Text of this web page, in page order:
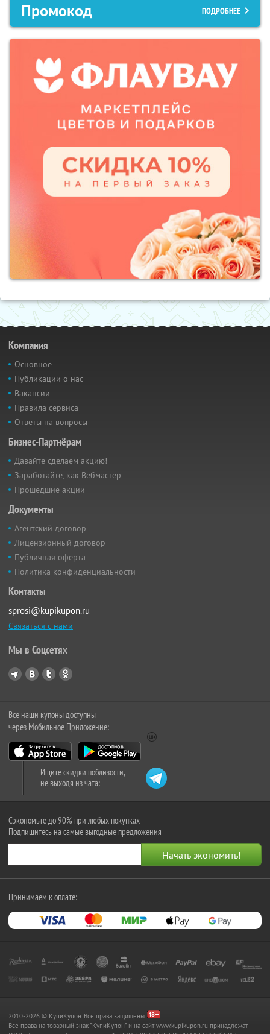
Промокод ПОДРОБНЕЕ
Компания
Основное
Публикации о нас
Вакансии
Правила сервиса
Ответы на вопросы
Бизнес-Партнёрам
Давайте сделаем акцию!
Заработайте, как Вебмастер
Прошедшие акции
Документы
Агентский договор
Лицензионный договор
Публичная оферта
Политика конфиденциальности
Контакты
sprosi@kupikupon.ru
Связаться с нами
Мы в Соцсетях
Все наши купоны доступны
через Мобильное Приложение:
Ищите скидки поблизости,
не выходя из чата:
Сэкономьте до 90% при любых покупках
Подпишитесь на самые выгодные предложения
Принимаем к оплате:
2010-2026 © КупиКупон. Все права защищены.
Все права на товарный знак "КупиКупон" и на сайт www.kupikupon.ru принадлежат